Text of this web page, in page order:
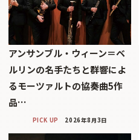
アンサンブル・ウィーン＝ベ
ルリンの名手たちと群響によ
るモーツァルトの協奏曲5作
品…
PICK UP 2026年8月3日